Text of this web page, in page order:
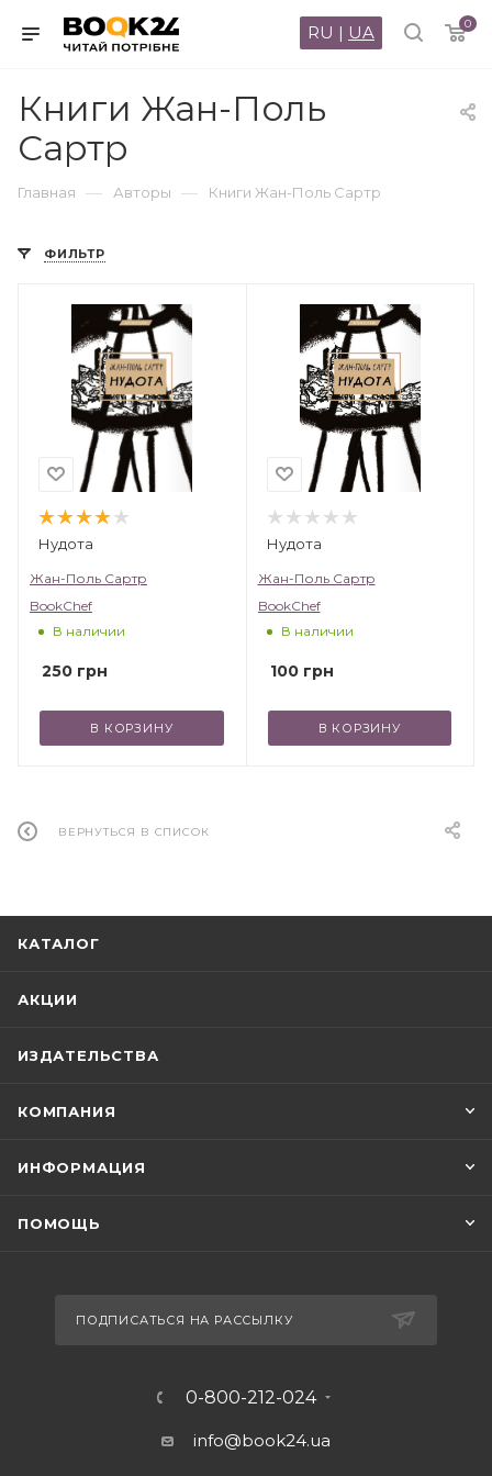
0
RU | UA
Книги Жан-Поль
Сартр
Главная — Авторы — Книги Жан-Поль Сартр
ФИЛЬТР
Нудота
Жан-Поль Сартр
BookChef
В наличии
250 грн
В КОРЗИНУ
Нудота
Жан-Поль Сартр
BookChef
В наличии
100грн
В КОРЗИНУ
ВЕРНУТЬСЯ В СПИСОК
КАТАЛОГ
АКЦИИ
ИЗДАТЕЛЬСТВА
КОМПАНИЯ
ИНФОРМАЦИЯ
ПОМОЩЬ
ПОДПИСАТЬСЯ НА РАССЫЛКУ
0-800-212-024
info@book24.ua